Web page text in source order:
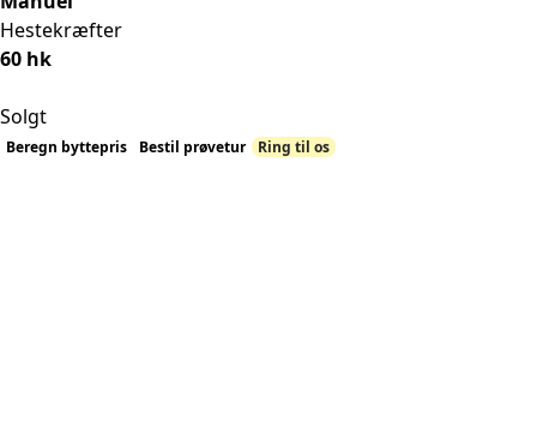
Hestekræfter
60 hk
Solgt
Beregn byttepris Bestil prøvetur Ring til os